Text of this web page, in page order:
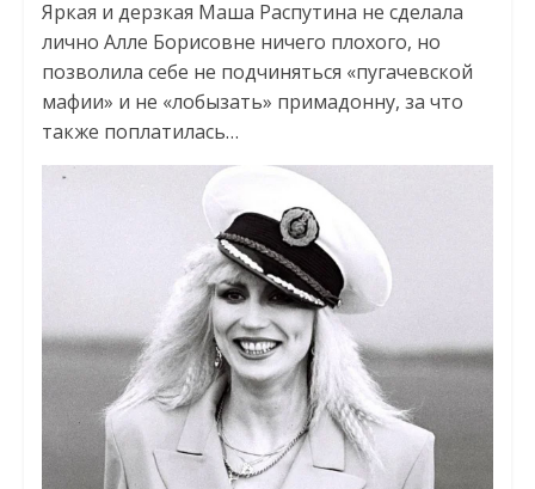
Яркая и дерзкая Маша Распутина не сделала
лично Алле Борисовне ничего плохого, но
позволила себе не подчиняться «пугачевской
мафии» и не «лобызать» примадонну, за что
также поплатилась…